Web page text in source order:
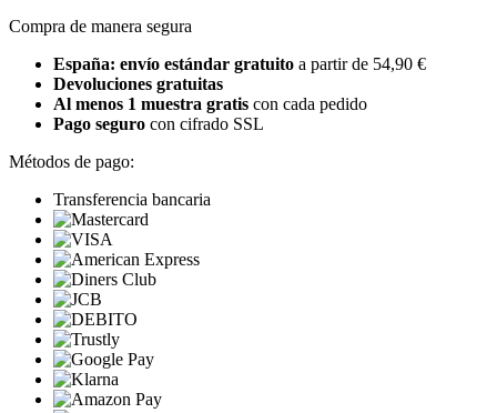
Compra de manera segura
España: envío estándar gratuito a partir de 54,90 €
Devoluciones gratuitas
Al menos 1 muestra gratis con cada pedido
Pago seguro con cifrado SSL
Métodos de pago:
Transferencia bancaria